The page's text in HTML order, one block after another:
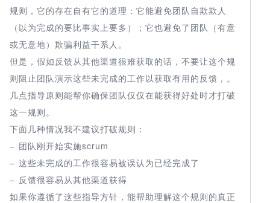
规则，它的存在自有它的道理：它能避免团队自欺欺人
（以为完成的要比事实上要多）；它也避免了团队（有意
或无意地）欺骗利益干系人。
但是，假如反馈从其他渠道很难获取的话，不要让这个规
则阻止团队演示这些未完成的工作以获取有用的反馈，。
几点指导原则能帮你确保团队仅仅在能获得好处时才打破
这一规则。
下面几种情况我不建议打破规则：
– 团队刚开始实施scrum
– 这些未完成的工作很容易被误认为已经完成了
– 反馈很容易从其他渠道获得
如果你遵循了这些指导方针，能帮助理解这个规则的真正